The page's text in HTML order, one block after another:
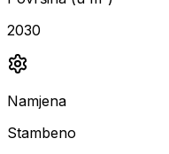
2030
Namjena
Stambeno